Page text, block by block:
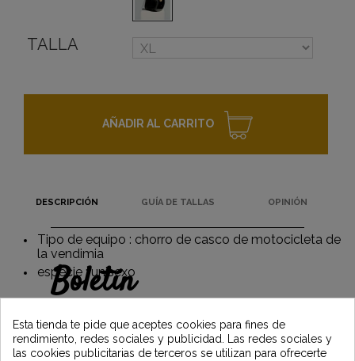
TALLA
AÑADIR AL CARRITO
DESCRIPCIÓN GUÍA DE TALLAS OPINIÓN
Tipo de equipo : chorro de casco de motocicleta de
la vendimia
especie : unisexo
Boletín
suscribiéndose y manténgase informado de
las últimas noticias de Vintage Motors
Esta tienda te pide que aceptes cookies para fines de
rendimiento, redes sociales y publicidad. Las redes sociales y
las cookies publicitarias de terceros se utilizan para ofrecerte